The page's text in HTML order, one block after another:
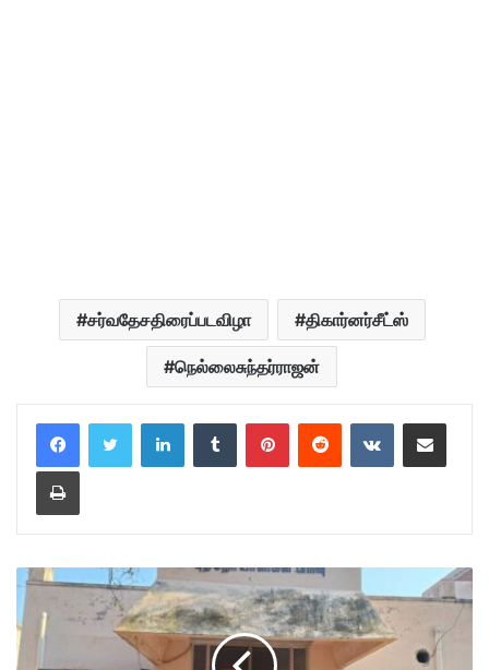
சர்வதேசதிரைப்படவிழா திகார்னர்சீட்ஸ்
நெல்லைசுந்தர்ராஜன்
LinkedInTumblr PinterestReddit VKontakteShare via Email
Print